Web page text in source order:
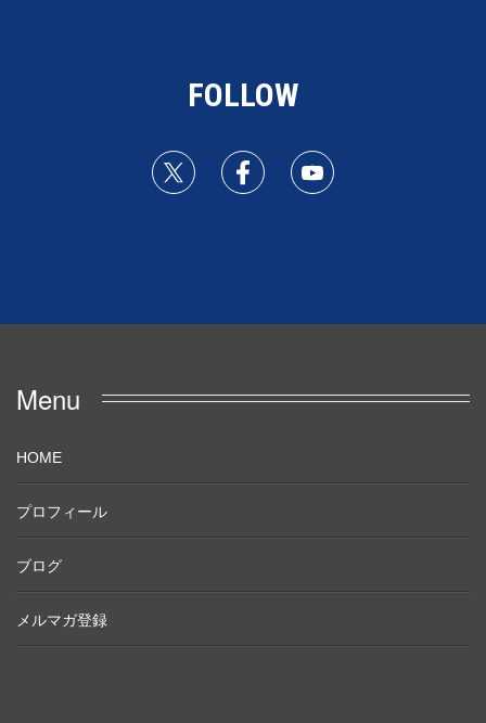
FOLLOW
Menu
HOME
プロフィール
ブログ
メルマガ登録